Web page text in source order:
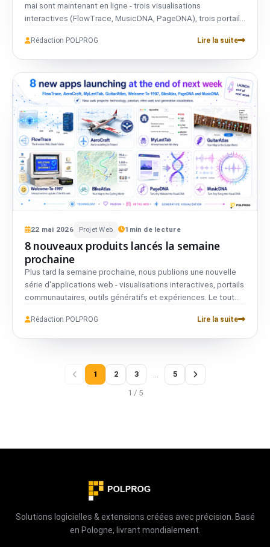
mai sont maintenant en ligne - trois visualisations
interactives (FlowTrace, MusicDNA, PageDNA), trois portails
expériences navigateur (Axiom, MyLastTab,
Rédaction POLPROG Lire la suite
22 mai 2026 Projet Web 1 min de lecture
8 nouveaux produits lancés la semaine
prochaine
Plus tard la semaine prochaine, nous publions une nouvelle
série d'applications web - visualisations interactives, portails
communautaires, outils génératifs et expériences. Le tout
Rédaction POLPROG Lire la suite
1 2 3 5
1 / 5
Solutions logicielles & extensions créées avec précision. Basé
en Pologne, livrant mondialement.